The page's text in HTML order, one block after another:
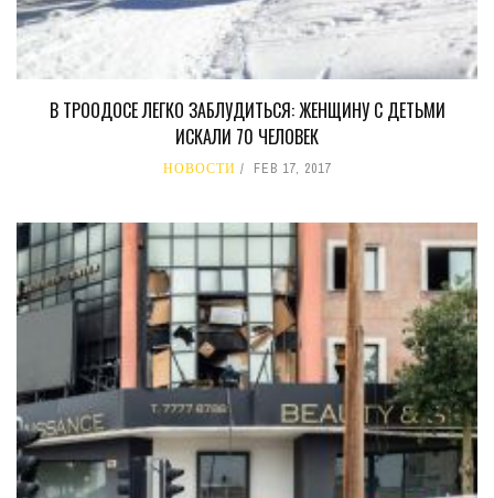
В ТРООДОСЕ ЛЕГКО ЗАБЛУДИТЬСЯ: ЖЕНЩИНУ С ДЕТЬМИ
ИСКАЛИ 70 ЧЕЛОВЕК
НОВОСТИ FEB 17, 2017